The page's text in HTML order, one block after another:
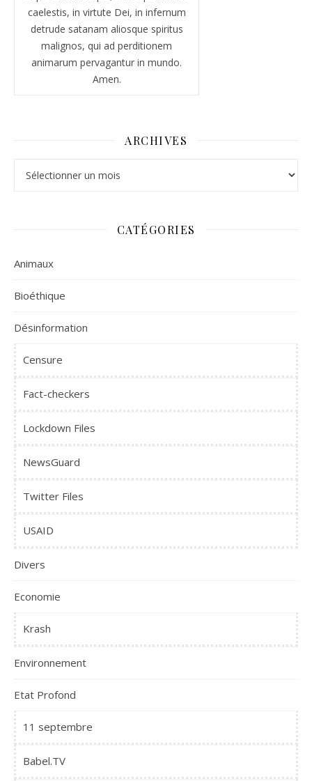
caelestis, in virtute Dei, in infernum
detrude satanam aliosque spiritus
malignos, qui ad perditionem
animarum pervagantur in mundo.
Amen.
ARCHIVES
CATÉGORIES
Animaux
Bioéthique
Désinformation
Censure
Fact-checkers
Lockdown Files
NewsGuard
Twitter Files
USAID
Divers
Economie
Krash
Environnement
Etat Profond
11 septembre
Babel.TV